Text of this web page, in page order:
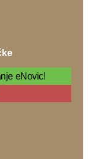
eNovic!